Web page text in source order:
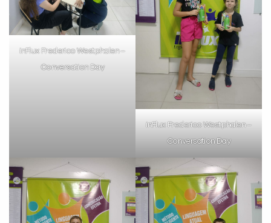
inFlux Frederico Westphalen –
Conversation Day
inFlux Frederico Westphalen –
Conversation Day